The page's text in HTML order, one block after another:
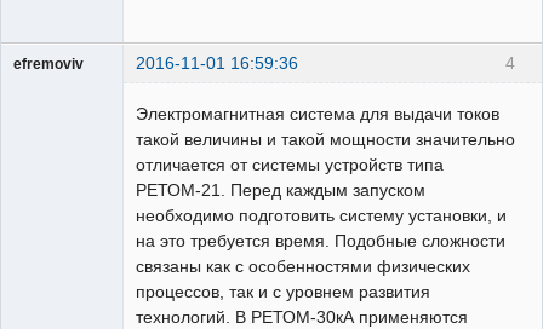
4
efremoviv 2016-11-01 16:59:36
Электромагнитная система для выдачи токов
такой величины и такой мощности значительно
отличается от системы устройств типа
РЕТОМ-21. Перед каждым запуском
необходимо подготовить систему установки, и
на это требуется время. Подобные сложности
связаны как с особенностями физических
процессов, так и с уровнем развития
технологий. В РЕТОМ-30кА применяются